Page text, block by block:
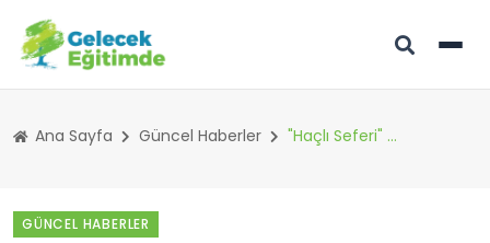
Ana Sayfa Güncel Haberler "Haçlı Seferi" Tarihe Karıştı: Müfredatta Değişen Kavramlar
GÜNCEL HABERLER